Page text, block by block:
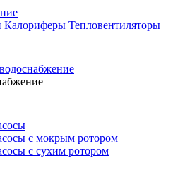
Калориферы Тепловентиляторы
с мокрым ротором
с сухим ротором